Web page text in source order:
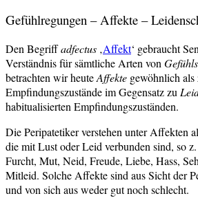
Gefühlregungen – Affekte –
Den Begriffadfectus ‚Affekt‘ gebraucht
Verständnis für sämtliche Arten von
betrachten wir heuteAffekte gewöhnlich
Empfindungszustände im Gegensatz zu
habitualisierten Empfindungszuständen.
Die Peripatetiker verstehen unter Affekten
die mit Lust oder Leid verbunden sind, so
Furcht, Mut, Neid, Freude, Liebe, Hass,
Mitleid. Solche Affekte sind aus Sicht der
und von sich aus weder gut noch schlecht.